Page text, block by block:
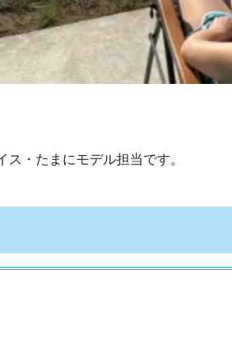
・たまにモデル担当です。